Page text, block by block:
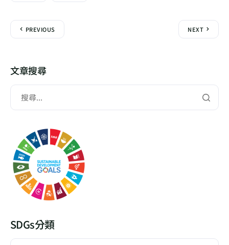
PREVIOUS NEXT
文章搜尋
SDGs分類